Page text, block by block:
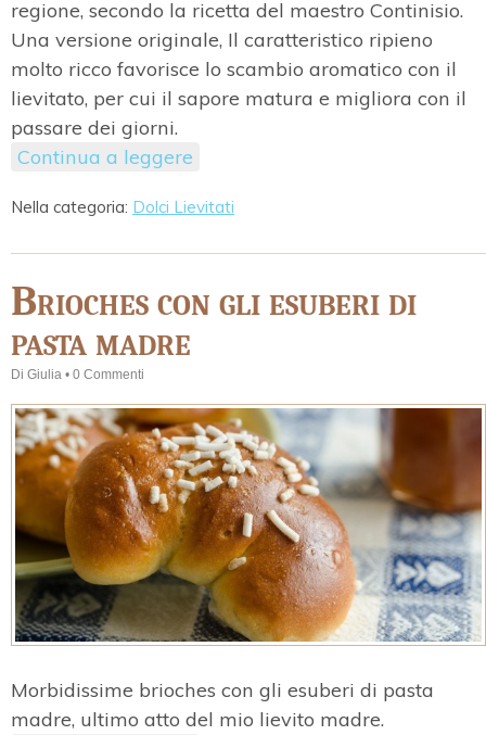
regione, secondo la ricetta del maestro Continisio.
Una versione originale, Il caratteristico ripieno
molto ricco favorisce lo scambio aromatico con il
lievitato, per cui il sapore matura e migliora con il
passare dei giorni.
Continua a leggere
Nella categoria: Dolci Lievitati
Brioches con gli esuberi di
pasta madre
Di Giulia • 0 Commenti
Morbidissime brioches con gli esuberi di pasta
madre, ultimo atto del mio lievito madre.